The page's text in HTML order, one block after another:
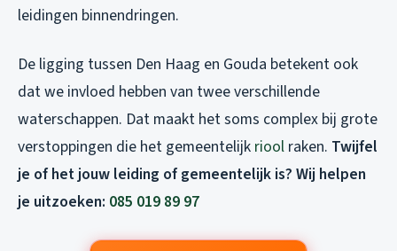
leidingen binnendringen.
De ligging tussen Den Haag en Gouda betekent ook
dat we invloed hebben van twee verschillende
waterschappen. Dat maakt het soms complex bij grote
verstoppingen die het gemeentelijk riool raken. Twijfel
je of het jouw leiding of gemeentelijk is? Wij helpen
je uitzoeken: 085 019 89 97